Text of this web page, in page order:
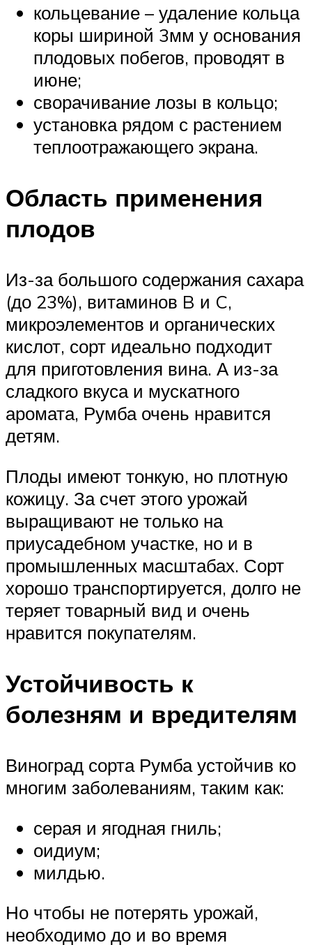
кольцевание – удаление кольца
коры шириной 3мм у основания
плодовых побегов, проводят в
июне;
сворачивание лозы в кольцо;
установка рядом с растением
теплоотражающего экрана.
Область применения
плодов
Из-за большого содержания сахара
(до 23%), витаминов B и C,
микроэлементов и органических
кислот, сорт идеально подходит
для приготовления вина. А из-за
сладкого вкуса и мускатного
аромата, Румба очень нравится
детям.
Плоды имеют тонкую, но плотную
кожицу. За счет этого урожай
выращивают не только на
приусадебном участке, но и в
промышленных масштабах. Сорт
хорошо транспортируется, долго не
теряет товарный вид и очень
нравится покупателям.
Устойчивость к
болезням и вредителям
Виноград сорта Румба устойчив ко
многим заболеваниям, таким как:
серая и ягодная гниль;
оидиум;
милдью.
Но чтобы не потерять урожай,
необходимо до и во время